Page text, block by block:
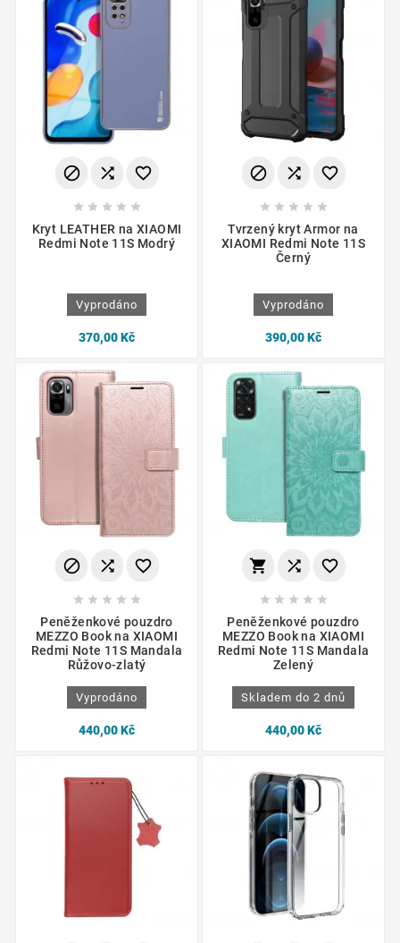
  
    
Kryt LEATHER na XIAOMI
Redmi Note 11S Modrý
Vyprodáno
370,00 Kč
  
    
Tvrzený kryt Armor na
XIAOMI Redmi Note 11S
Černý
Vyprodáno
390,00 Kč
  
    
Peněženkové pouzdro
MEZZO Book na XIAOMI
Redmi Note 11S Mandala
Růžovo-zlatý
Vyprodáno
440,00 Kč
  
    
Peněženkové pouzdro
MEZZO Book na XIAOMI
Redmi Note 11S Mandala
Zelený
Skladem do 2 dnů
440,00 Kč